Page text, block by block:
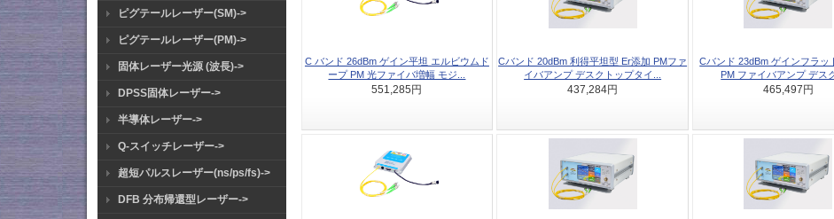
ピグテールレーザー(SM)->
ピグテールレーザー(PM)->
固体レーザー光源 (波長)->
DPSS固体レーザー->
半導体レーザー->
Q-スイッチレーザー->
超短パルスレーザー(ns/ps/fs)->
DFB 分布帰還型レーザー->
C バンド 26dBm ゲイン平坦 エルビウムド
ープ PM 光ファイバ増幅 モジ...
551,285円
Cバンド 20dBm 利得平坦型 Er添加 PMファ
イバアンプ デスクトップタイ...
437,284円
Cバンド 23dBm ゲインフラッ
PM ファイバアンプ デス
465,497円